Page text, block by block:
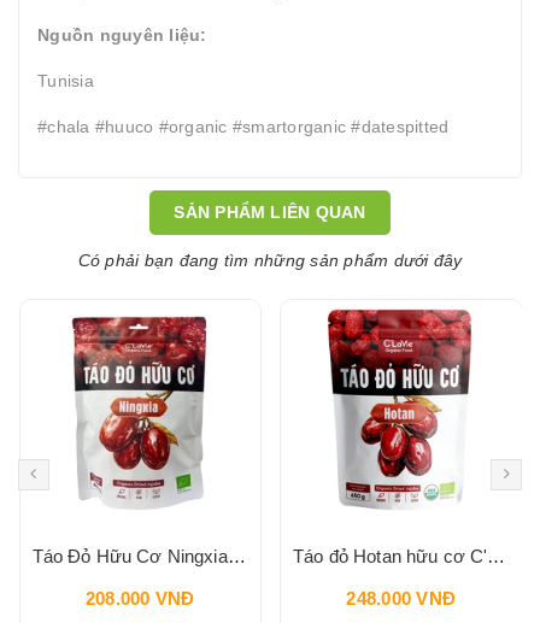
Nguồn nguyên liệu:
Tunisia
#chala #huuco #organic #smartorganic #datespitted
SẢN PHẨM LIÊN QUAN
Có phải bạn đang tìm những sản phẩm dưới đây
Táo Đỏ Hữu Cơ Ningxia C'LAVIE 450g
208.000 VNĐ
Táo đỏ Hotan hữu cơ C'LaVie 450g
248.000 VNĐ